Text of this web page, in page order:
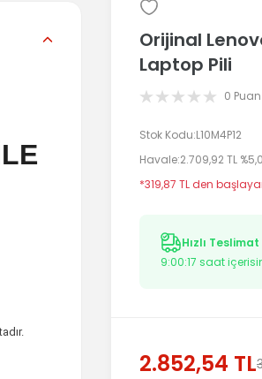
Orijinal
Laptop Pili
0
Stok Kodu L10M4P12
Havale 2.709,92 TL
*319,87 TL den
Hızlı
9:00:16 saat
2.852,54 TL